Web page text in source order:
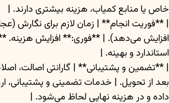
خاص یا منابع کمیاب، هزینه بیشتری دارند. |
| **فوریت انجام** | زمان لازم برای نگارش
افزایش می‌دهد). | **فوری:** افزایش هزینه.
استاندارد و بهینه. |
| **تضمین و پشتیبانی** | گارانتی اصالت،
بعد از تحویل. | خدمات تضمینی و پشتیبانی،
داده و در هزینه نهایی لحاظ می‌شود. |